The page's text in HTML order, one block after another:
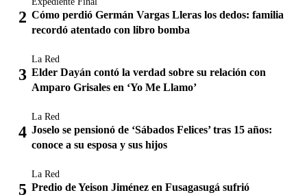
Cómo perdió Germán Vargas Lleras los dedos: familia
recordó atentado con libro bomba
La Red
Elder Dayán contó la verdad sobre su relación con
Amparo Grisales en ‘Yo Me Llamo’
La Red
Joselo se pensionó de ‘Sábados Felices’ tras 15 años:
conoce a su esposa y sus hijos
La Red
Predio de Yeison Jiménez en Fusagasugá sufrió